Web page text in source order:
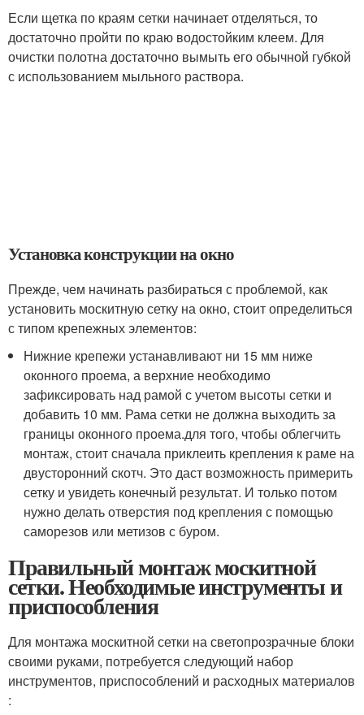
Если щетка по краям сетки начинает отделяться, то
достаточно пройти по краю водостойким клеем. Для
очистки полотна достаточно вымыть его обычной губкой
с использованием мыльного раствора.
Установка конструкции на окно
Прежде, чем начинать разбираться с проблемой, как
установить москитную сетку на окно, стоит определиться
с типом крепежных элементов:
Нижние крепежи устанавливают ни 15 мм ниже
оконного проема, а верхние необходимо
зафиксировать над рамой с учетом высоты сетки и
добавить 10 мм. Рама сетки не должна выходить за
границы оконного проема.для того, чтобы облегчить
монтаж, стоит сначала приклеить крепления к раме на
двусторонний скотч. Это даст возможность примерить
сетку и увидеть конечный результат. И только потом
нужно делать отверстия под крепления с помощью
саморезов или метизов с буром.
Правильный монтаж москитной
сетки. Необходимые инструменты и
приспособления
Для монтажа москитной сетки на светопрозрачные блоки
своими руками, потребуется следующий набор
инструментов, приспособлений и расходных материалов
: